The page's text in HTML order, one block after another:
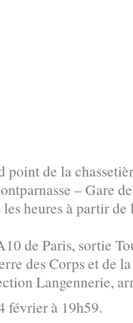
point de la
– Gare
heures à partir
de Paris, sortie
des Corps et de
Langennerie,
février à 19h59.